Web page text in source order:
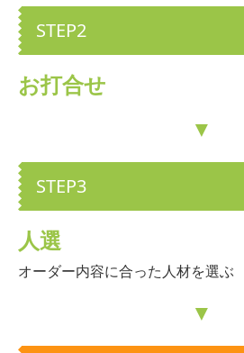
STEP2
お打合せ
▼
STEP3
人選
オーダー内容に合った人材を選ぶ
▼